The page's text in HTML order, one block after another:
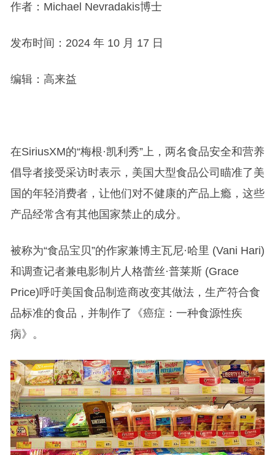
作者：Michael Nevradakis博士
发布时间：2024 年 10 月 17 日
编辑：高来益
在SiriusXM的“梅根·凯利秀”上，两名食品安全和营养
倡导者接受采访时表示，美国大型食品公司瞄准了美
国的年轻消费者，让他们对不健康的产品上瘾，这些
产品经常含有其他国家禁止的成分。
被称为“食品宝贝”的作家兼博主瓦尼·哈里 (Vani Hari)
和调查记者兼电影制片人格蕾丝·普莱斯 (Grace
Price)呼吁美国食品制造商改变其做法，生产符合食
品标准的食品，并制作了《癌症：一种食源性疾
病》。